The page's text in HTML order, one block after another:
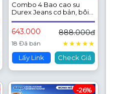
Combo 4 Bao cao su
Durex Jeans cơ bản, bôi
trơn, size 52.5mm, hộp 12
bao
643.000 888.000đ
18 Đã bán ★★★★★
Lấy Link Check Giá
-26%